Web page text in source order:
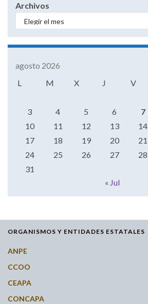
Archivos
agosto 2026
L
M X J V
3
4 5 6 7
10
11 12 13 14
17
18 19 20 21
24
25 26 27 28
31
« Jul
ORGANISMOS Y ENTIDADES ESTATALES
ANPE
CCOO
CEAPA
CONCAPA